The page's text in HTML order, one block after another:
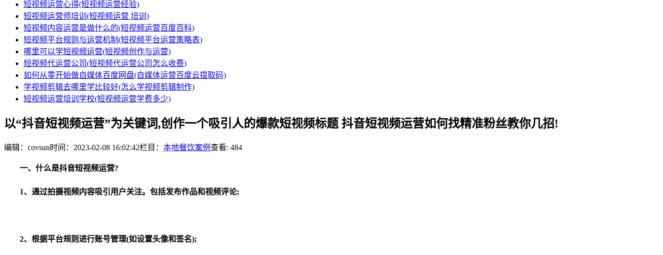
短视频运营心得(短视频运营经验)
短视频运营师培训(短视频运营 培训)
短视频内容运营是做什么的(短视频运营百度百科)
短视频平台规则与运营机制(短视频平台运营策略表)
哪里可以学短视频运营(短视频创作与运营)
短视频代运营公司(短视频代运营公司怎么收费)
如何从零开始做自媒体百度网盘(自媒体运营百度云提取码)
学视频剪辑去哪里学比较好(怎么学视频剪辑制作)
短视频运营培训学校(短视频运营学费多少)
以“抖音短视频运营”为关键词,创作一个吸引人的爆款短视频标题 抖音短视频运营如何找精准粉丝教你几招!
编辑：covsun时间：2023-02-08 16:02:42栏目： 本地餐饮案例 查看: 484
一、什么是抖音短视频运营?
1、通过拍摄视频内容吸引用户关注。包括发布作品和视频评论;
2、根据平台规则进行账号管理(如设置头像和签名);